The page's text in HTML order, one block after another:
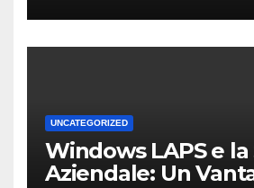
Casa o dell’Ufficio
UNCATEGORIZED
Windows LAPS e la
Aziendale: Un